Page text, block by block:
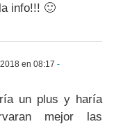
info!!! 🙂
en 08:17 -
un plus y haría
mejor las